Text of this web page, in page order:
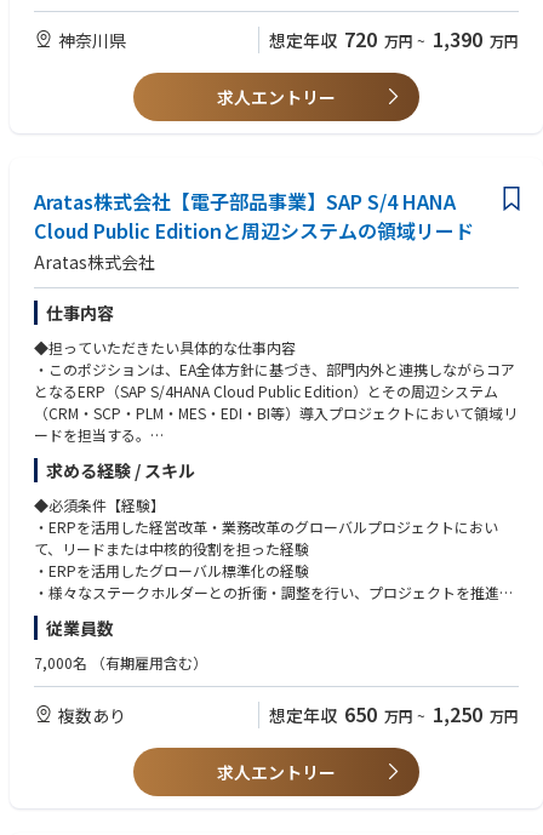
・当社製品許認可申請を目的とした経済産業省を含む当局対応
└輸出管理システムの企画・要件定義・導入・運用支援を関連部門をま
とめながら推進いただきます。
上記輸出・出荷管理業務はグループ会社共通のシステムを使用しており、
さらなる業務の効率化に向けた取り組みを進めております。
【入社後お任せする業務・キャリアパス】
技術に関する該非判定責任者になるためには、管理職であることが必要な
ため、入社後は管理職を目指して、約1～2年間、該非判定に必要な機械・
電気・ソフトなどの技術的な知識や、当社輸出管理の仕事の流れをOJTキ
ャッチアップいただきます。
輸出管理・該非判定のご経験がない方でも、0からキャッチアップするこ
とが可能です。
【採用背景】
当社は事業拡大を続けており、海外との技術情報のやり取りや装置・保守
パーツの出荷が増え続けています。
その影響で輸出管理業務の重要性は大変増しており、該非判定業務や出荷
に関する実務に対するニーズが高まっていることから、本ポジションの 担
当者を担っていただける方を募集しております。
【組織のミッション】
世界的にトップシェアをもつ電子ビームマスク描画装置の品質維持・向上
のために、信頼性改善向上推進と蓄積された異常情報を駆使した運用開発
を行うことが当グループのミッションです。
市場からの引き合いに対応すべく、製造を外部に委託して増産対応を進め
ている中で、品質の良い装置を安定して市場に供給できるよう、描画装置
の品質問題対応、装置不具合是正処置の横展開、装置不具合対応のための
験をお持ちの方
・輸出管理システムの要件定義経験をお持ちの方
・半導体製造装置関連あるいは産業機械の知識をお持ちの方
・一般財団法人安全保障貿易情報センター(CISTEC)の実務能力認定試験の
資格をお持ちの方
神奈川県 想定年収 720 万円 ~ 1,390 万円
求人エントリー
Aratas株式会社【電子部品事業】SAP S/4 HANA
Cloud Public Editionと周辺システムの領域リード
Aratas株式会社
仕事内容
◆担っていただきたい具体的な仕事内容
・このポジションは、EA全体方針に基づき、部門内外と連携しながらコア
となるERP（SAP S/4HANA Cloud Public Edition）とその周辺システム
（CRM・SCP・PLM・MES・EDI・BI等）導入プロジェクトにおいて領域リ
ードを担当する。
・ERP導入については、日本から開始し、EU、中国、APAC、アメリカの
順に展開し、3年を目途に完了することを目標としている。
・日本での立上げフェーズをリードするとともに、グローバル展開に向け
た導入モデルの確立および各地域展開の推進を担う。
◆具体的な仕事内容に対しての期待する成果
・SAP S/4HANA Cloud Public Editionと周辺システムの導入を領域リード
・Fit to Standardを徹底し、過剰なカスタマイズを抑制した持続可能なシ
ステム基盤を構築
・グローバルステークホルダーを巻き込み、プロジェクトを完遂し、独立
後の事業運営をITで支える基盤を確立
この仕事では、EA全体方針に基づき、経営・業務と連携しながらERP導入
という中核プロジェクトの各領域をリードし、グローバルに展開してい
求める経験 / スキル
◆必須条件【経験】
・ERPを活用した経営改革・業務改革のグローバルプロジェクトにおい
て、リードまたは中核的役割を担った経験
・ERPを活用したグローバル標準化の経験
・様々なステークホルダーとの折衝・調整を行い、プロジェクトを推進し
た経験
◆必須条件【スキル】
定領域に強みを保有）
・日本語・英語ともにビジネスレベル（グローバルプロジェクトでの会
議・資料作成・コミュニケーションが可能）
従業員数
7,000名 （有期雇用含む）
複数あり 想定年収 650 万円 ~ 1,250 万円
求人エントリー